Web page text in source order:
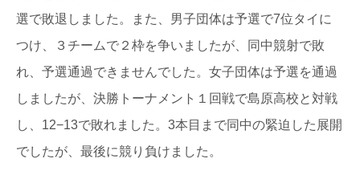
選で敗退しました。また、男子団体は予選で7位タイに
つけ、３チームで２枠を争いましたが、同中競射で敗
れ、予選通過できませんでした。女子団体は予選を通過
しましたが、決勝トーナメント１回戦で島原高校と対戦
し、12−13で敗れました。3本目まで同中の緊迫した展開
でしたが、最後に競り負けました。